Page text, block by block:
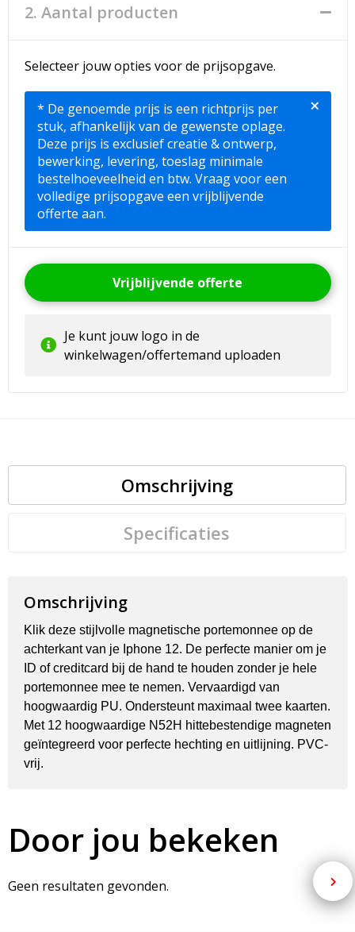
Trolleys
2. Aantal producten
Selecteer jouw opties voor de prijsopgave.
* De genoemde prijs is een richtprijs per
stuk, afhankelijk van de gewenste oplage.
Deze prijs is exclusief creatie & ontwerp,
bewerking, levering, toeslag minimale
bestelhoeveelheid en btw. Vraag voor een
volledige prijsopgave een vrijblijvende
offerte aan.
×
Vrijblijvende offerte
Je kunt jouw logo in de
winkelwagen/offertemand uploaden
Omschrijving
Specificaties
Omschrijving
Klik deze stijlvolle magnetische portemonnee op de
achterkant van je Iphone 12. De perfecte manier om je
ID of creditcard bij de hand te houden zonder je hele
portemonnee mee te nemen. Vervaardigd van
hoogwaardig PU. Ondersteunt maximaal twee kaarten.
Met 12 hoogwaardige N52H hittebestendige magneten
geïntegreerd voor perfecte hechting en uitlijning. PVC-
vrij.
Door jou bekeken
Geen resultaten gevonden.